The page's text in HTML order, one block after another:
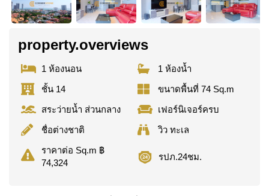
property.overviews
1 ห้องนอน
1 ห้องน้ำ
ชั้น 14
ขนาดพื้นที่ 74 Sq.m
สระว่ายน้ำ ส่วนกลาง
เฟอร์นิเจอร์ครบ
ชื่อต่างชาติ
วิว ทะเล
ราคาต่อ Sq.m ฿
74,324
รปภ.24ชม.